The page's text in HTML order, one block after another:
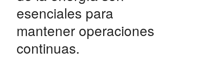
esenciales para
mantener operaciones
continuas.